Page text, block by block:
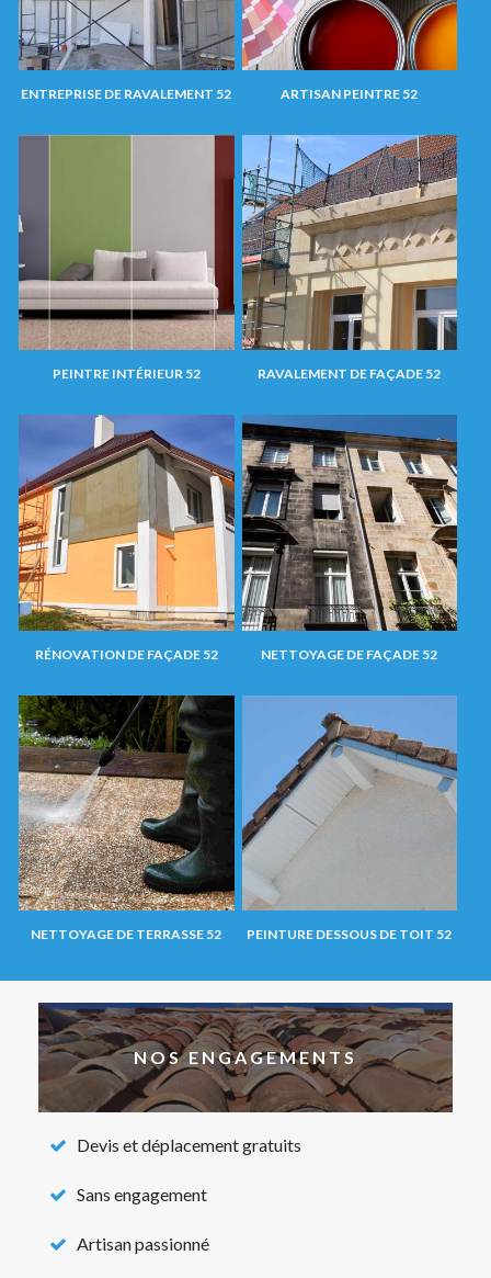
ENTREPRISE DE RAVALEMENT 52 ARTISAN PEINTRE 52
PEINTRE INTÉRIEUR 52 RAVALEMENT DE FAÇADE 52
RÉNOVATION DE FAÇADE 52 NETTOYAGE DE FAÇADE 52
NETTOYAGE DE TERRASSE 52 PEINTURE DESSOUS DE TOIT 52
NOS ENGAGEMENTS
Devis et déplacement gratuits
Sans engagement
Artisan passionné